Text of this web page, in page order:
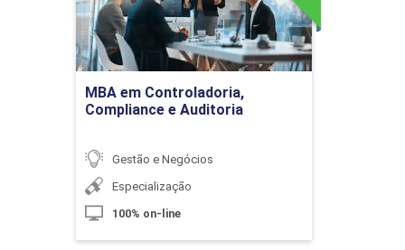
O Resultado Projetado
10h
Tópicos Especiais em Controladoria
MBA em Controladoria,
Compliance e Auditoria
Gestão e Negócios
Especialização
100% on-line
Ir para Inscrição